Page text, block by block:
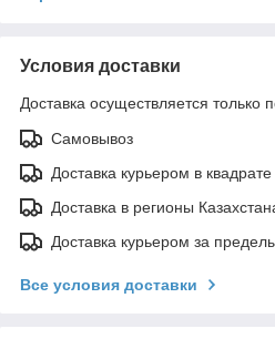
Условия доставки
Доставка осуществляется только
Самовывоз
Доставка курьером в квадрате
Доставка в регионы
Доставка курьером за
Все условия доставки